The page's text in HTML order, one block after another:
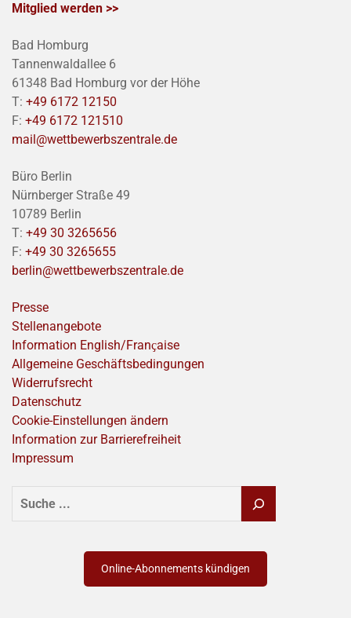
Mitglied werden >>
Bad Homburg
Tannenwaldallee 6
61348 Bad Homburg vor der Höhe
T: +49 6172 12150
F: +49 6172 121510
mail@wettbewerbszentrale.de
Büro Berlin
Nürnberger Straße 49
10789 Berlin
T: +49 30 3265656
F: +49 30 3265655
berlin@wettbewerbszentrale.de
Presse
Stellenangebote
Information English/Franҫaise
Allgemeine Geschäftsbedingungen
Widerrufsrecht
Datenschutz
Cookie-Einstellungen ändern
Information zur Barrierefreiheit
Impressum
SUCHEN
Online-Abonnements kündigen